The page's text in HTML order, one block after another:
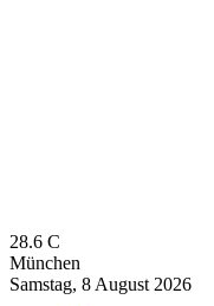
28.6 C
München
Samstag, 8 August 2026